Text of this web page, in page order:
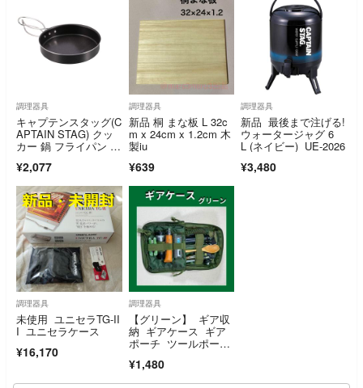
調理器具
キャプテンスタッグ(C
APTAIN STAG) クッ
カー 鍋 フライパン プ
¥2,077
調理器具
新品 桐 まな板 L 32c
m x 24cm x 1.2cm 木
製iu
¥639
調理器具
新品 最後まで注げる!
ウォータージャグ 6
L (ネイビー) UE-2026
¥3,480
調理器具
未使用 ユニセラTG-II
I ユニセラケース
¥16,170
調理器具
【グリーン】 ギア収
納 ギアケース ギア
ポーチ ツールポー
¥1,480